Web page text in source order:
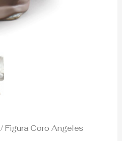
/ Figura Coro Angeles